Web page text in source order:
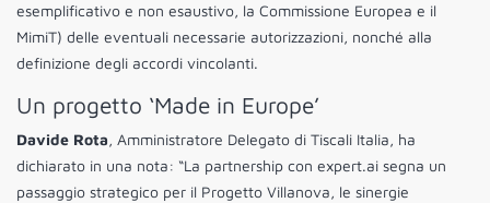
esemplificativo e non esaustivo, la Commissione Europea e il
MimiT) delle eventuali necessarie autorizzazioni, nonché alla
definizione degli accordi vincolanti.
Un progetto ‘Made in Europe’
Davide Rota, Amministratore Delegato di Tiscali Italia, ha
dichiarato in una nota: “La partnership con expert.ai segna un
passaggio strategico per il Progetto Villanova, le sinergie